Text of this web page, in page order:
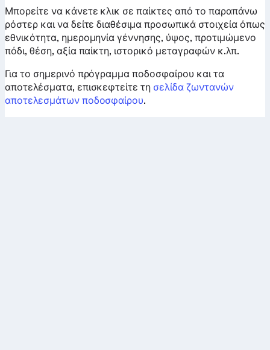
Μπορείτε να κάνετε κλικ σε παίκτες από το παραπάνω
ρόστερ και να δείτε διαθέσιμα προσωπικά στοιχεία όπως
εθνικότητα, ημερομηνία γέννησης, ύψος, προτιμώμενο
πόδι, θέση, αξία παίκτη, ιστορικό μεταγραφών κ.λπ.
Για το σημερινό πρόγραμμα ποδοσφαίρου και τα
αποτελέσματα, επισκεφτείτε τη σελίδα ζωντανών
αποτελεσμάτων ποδοσφαίρου.